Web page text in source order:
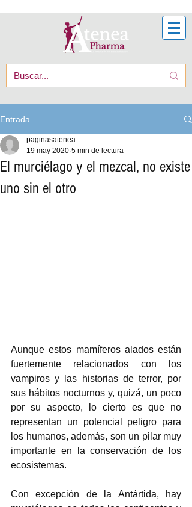
Entrada
El murciélago y el mezcal, no existe
uno sin el otro
paginasatenea
19 may 2020 5 min de lectura
Aunque estos mamíferos alados están
fuertemente relacionados con los
vampiros y las historias de terror, por
sus hábitos nocturnos y, quizá, un poco
por su aspecto, lo cierto es que no
representan un potencial peligro para
los humanos, además, son un pilar muy
importante en la conservación de los
ecosistemas.
Con excepción de la Antártida, hay